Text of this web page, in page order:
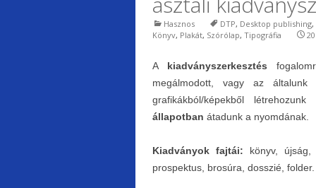
y
Hasznos DTP, Desktop publishing,
Könyv, Plakát, Szórólap, Tipográfia
A kiadványszerkesztés
megálmodott, vagy az
grafikákból/képekből
állapotban átadunk a nyomdának.
Kiadványok fajtái: könyv, újság,
prospektus, brosúra, dosszié, folder.